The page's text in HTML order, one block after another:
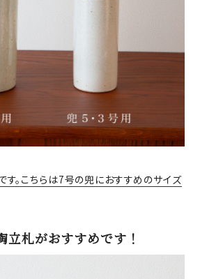
。こちらは7号の兜におすすめのサイズ
立札がおすすめです！